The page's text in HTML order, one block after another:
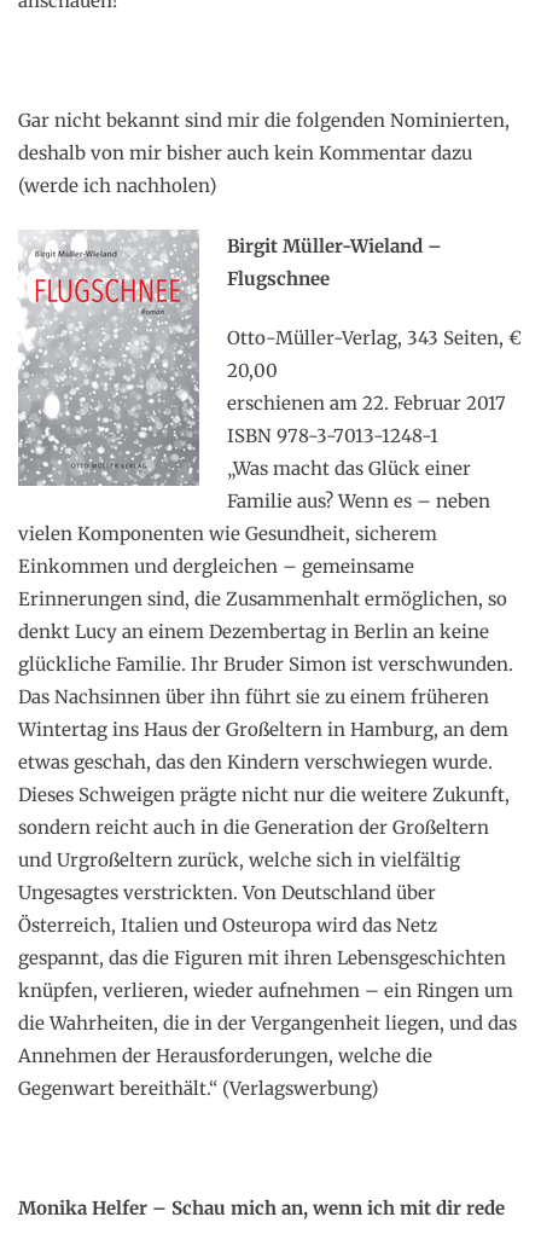
Gar nicht bekannt sind mir die folgenden Nominierten,
deshalb von mir bisher auch kein Kommentar dazu
(werde ich nachholen)
Birgit Müller-Wieland –
Flugschnee
Otto-Müller-Verlag, 343 Seiten, €
20,00
erschienen am 22. Februar 2017
ISBN 978-3-7013-1248-1
„Was macht das Glück einer
Familie aus? Wenn es – neben
vielen Komponenten wie Gesundheit, sicherem
Einkommen und dergleichen – gemeinsame
Erinnerungen sind, die Zusammenhalt ermöglichen, so
denkt Lucy an einem Dezembertag in Berlin an keine
glückliche Familie. Ihr Bruder Simon ist verschwunden.
Das Nachsinnen über ihn führt sie zu einem früheren
Wintertag ins Haus der Großeltern in Hamburg, an dem
etwas geschah, das den Kindern verschwiegen wurde.
Dieses Schweigen prägte nicht nur die weitere Zukunft,
sondern reicht auch in die Generation der Großeltern
und Urgroßeltern zurück, welche sich in vielfältig
Ungesagtes verstrickten. Von Deutschland über
Österreich, Italien und Osteuropa wird das Netz
gespannt, das die Figuren mit ihren Lebensgeschichten
knüpfen, verlieren, wieder aufnehmen – ein Ringen um
die Wahrheiten, die in der Vergangenheit liegen, und das
Annehmen der Herausforderungen, welche die
Gegenwart bereithält.“ (Verlagswerbung)
Monika Helfer – Schau mich an, wenn ich mit dir rede